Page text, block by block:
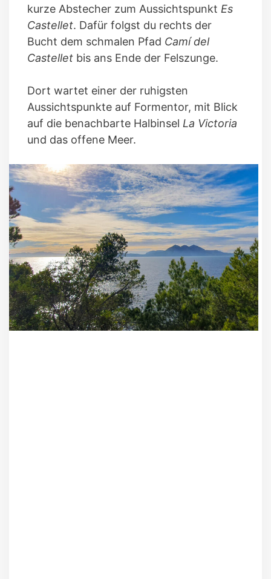
kurze Abstecher zum Aussichtspunkt Es
Castellet. Dafür folgst du rechts der
Bucht dem schmalen Pfad Camí del
Castellet bis ans Ende der Felszunge.
Dort wartet einer der ruhigsten
Aussichtspunkte auf Formentor, mit Blick
auf die benachbarte Halbinsel La Victoria
und das offene Meer.